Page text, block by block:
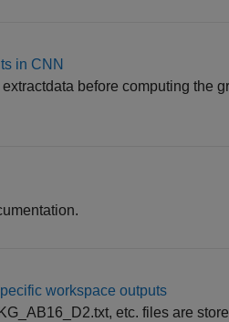
in CNN
before computing the
workspace outputs
etc. files are